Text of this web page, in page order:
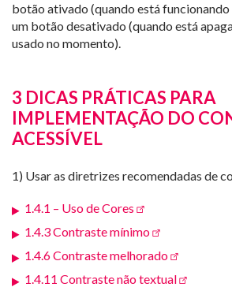
botão ativado (quando está funcionando
um botão desativado (quando está
usado no momento).
3 DICAS PRÁTICAS PARA
IMPLEMENTAÇÃO DO
ACESSÍVEL
1) Usar as diretrizes recomendadas de
1.4.1 – Uso de Cores
1.4.3 Contraste mínimo
1.4.6 Contraste melhorado
1.4.11 Contraste não textual